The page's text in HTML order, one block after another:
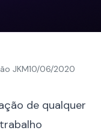
JKM10/06/2020
de qualquer